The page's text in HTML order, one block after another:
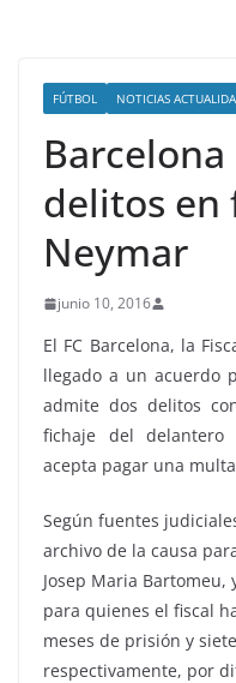
FÚTBOL NOTICIAS
delitos en
Neymar
junio 10, 2016
El FC Barcelona, la
llegado a un acuerdo
admite dos delitos
fichaje del
acepta pagar una
Según fuentes
archivo de la causa
Josep Maria Bartomeu,
para quienes el fiscal
meses de prisión y
respectivamente, por